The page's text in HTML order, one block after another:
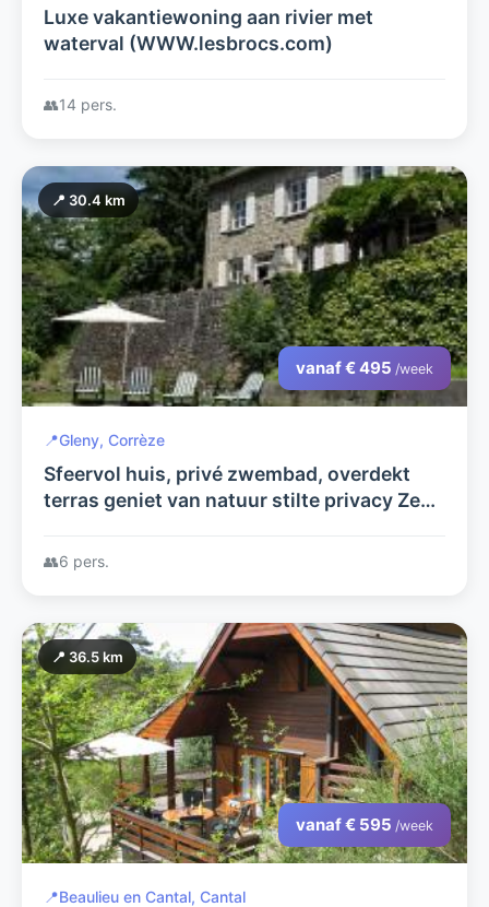
Luxe vakantiewoning aan rivier met
waterval (WWW.lesbrocs.com)
👥14 pers.
📍 30.4 km
vanaf € 495 /week
📍Gleny, Corrèze
Sfeervol huis, privé zwembad, overdekt
terras geniet van natuur stilte privacy Zeer
vrienden welkom tot 6 pers.
👥6 pers.
📍 36.5 km
vanaf € 595 /week
📍Beaulieu en Cantal, Cantal